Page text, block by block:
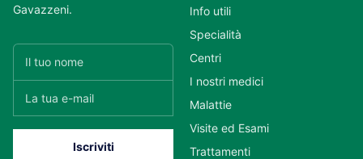
Gavazzeni.
Info utili
Specialità
Centri
I nostri medici
Malattie
Visite ed Esami
Trattamenti